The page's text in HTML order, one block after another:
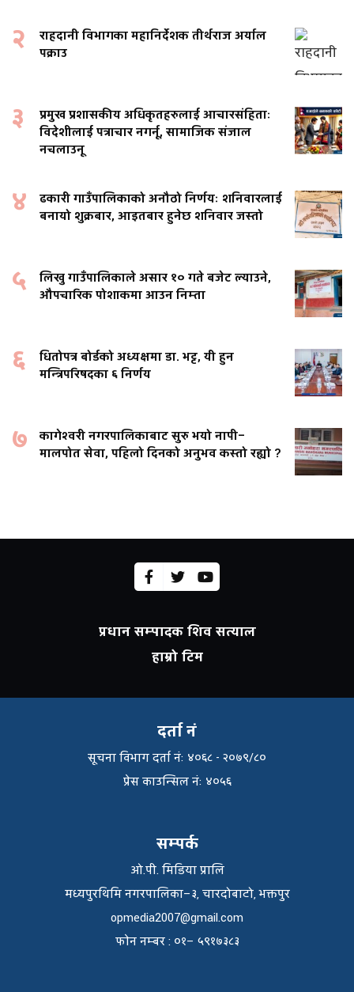
२
राहदानी विभागका महानिर्देशक तीर्थराज अर्याल
पक्राउ
३
प्रमुख प्रशासकीय अधिकृतहरुलाई आचारसंहिताः
विदेशीलाई पत्राचार नगर्नू, सामाजिक संजाल
नचलाउनू
४
ढकारी गाउँपालिकाको अनौठो निर्णयः शनिवारलाई
बनायो शुक्रबार, आइतबार हुनेछ शनिवार जस्तो
५
लिखु गाउँपालिकाले असार १० गते बजेट ल्याउने,
औपचारिक पोशाकमा आउन निम्ता
६
धितोपत्र बोर्डको अध्यक्षमा डा. भट्ट, यी हुन
मन्त्रिपरिषदका ६ निर्णय
७
कागेश्वरी नगरपालिकाबाट सुरु भयो नापी–
मालपोत सेवा, पहिलो दिनको अनुभव कस्तो रह्यो ?
प्रधान सम्पादक शिव सत्याल
हाम्रो टिम
दर्ता नं
सूचना विभाग दर्ता नंः ४०६८ - २०७९/८०
प्रेस काउन्सिल नंः ४०५६
सम्पर्क
ओ.पी. मिडिया प्रालि
मध्यपुरथिमि नगरपालिका–३, चारदोबाटो, भक्तपुर
opmedia2007@gmail.com
फाेन नम्बर : ०१– ५९१७३८३